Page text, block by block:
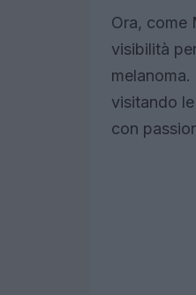
Ora, come
visibilità
visitando
con